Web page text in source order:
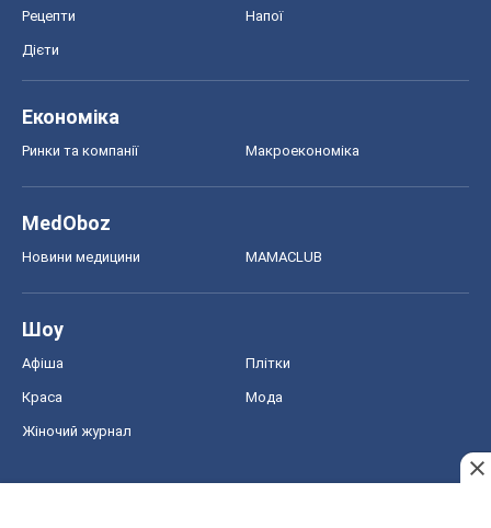
Рецепти Напої
Дієти
Економіка
Ринки та компанії Макроекономіка
MedOboz
Новини медицини MAMACLUB
Шоу
Афіша Плітки
Краса Мода
Жіночий журнал